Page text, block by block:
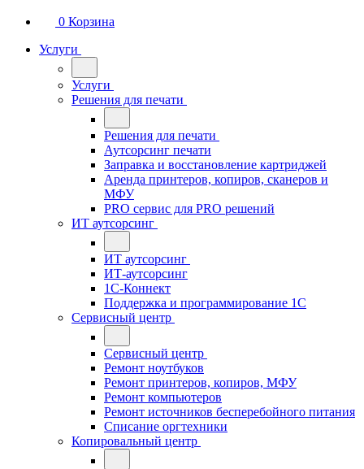
0 Корзина
Услуги
Услуги
Решения для печати
Решения для печати
Аутсорсинг печати
Заправка и восстановление картриджей
Аренда принтеров, копиров, сканеров и
МФУ
PRO сервис для PRO решений
ИТ аутсорсинг
ИТ аутсорсинг
ИТ-аутсорсинг
1С-Коннект
Поддержка и программирование 1С
Сервисный центр
Сервисный центр
Ремонт ноутбуков
Ремонт принтеров, копиров, МФУ
Ремонт компьютеров
Ремонт источников бесперебойного питания
Списание оргтехники
Копировальный центр